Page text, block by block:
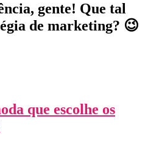
gente! Que tal
de marketing? 😉
que escolhe os